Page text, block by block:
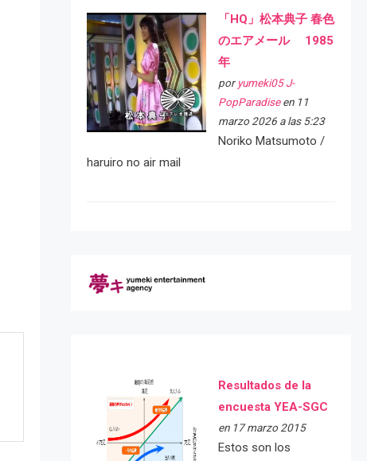
「HQ」松本典子 春色
のエアメール 1985
年
por yumeki05 J-
PopParadiseen 11
marzo 2026 a las 5:23
Noriko Matsumoto /
haruiro no air mail
Resultados de la
encuesta YEA-SGC
en 17 marzo 2015
Estos son los